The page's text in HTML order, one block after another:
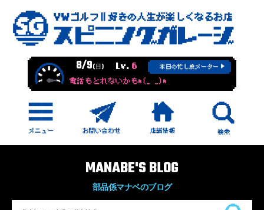
8/9(日) Lv. 6 本日の忙し度メーター
電話もとれないかもm(_ _)m
MANABE'S BLOG
部品係マナベのブログ